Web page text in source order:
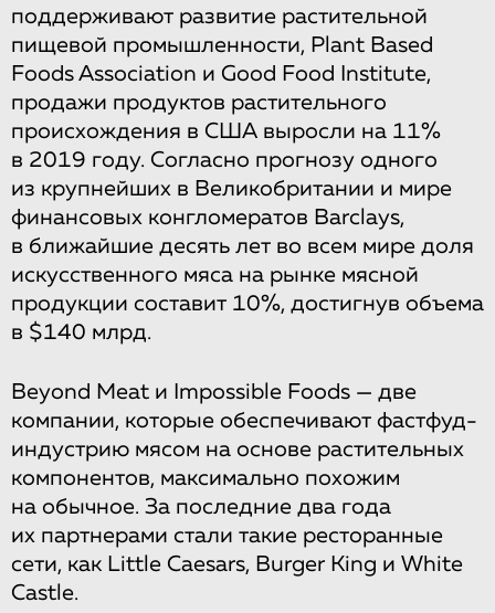
поддерживают развитие растительной
пищевой промышленности, Plant Based
Foods Association и Good Food Institute,
продажи продуктов растительного
происхождения в США выросли на 11%
в 2019 году. Согласно прогнозу одного
из крупнейших в Великобритании и мире
финансовых конгломератов Barclays,
в ближайшие десять лет во всем мире доля
искусственного мяса на рынке мясной
продукции составит 10%, достигнув объема
в $140 млрд.
Beyond Meat и Impossible Foods — две
компании, которые обеспечивают фастфуд-
индустрию мясом на основе растительных
компонентов, максимально похожим
на обычное. За последние два года
их партнерами стали такие ресторанные
сети, как Little Caesars, Burger King и White
Castle.